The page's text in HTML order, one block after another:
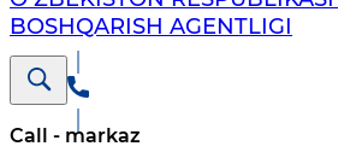
BOSHQARISH AGENTLIGI
Call - markaz